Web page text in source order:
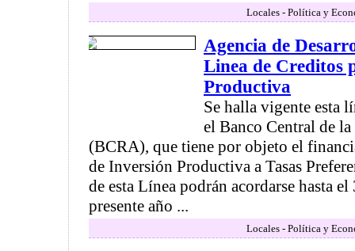
Locales - Política y
Agencia de
Linea de Creditos
Productiva
Se halla vigente esta
el Banco Central de
(BCRA), que tiene por objeto el
de Inversión Productiva a Tasas
de esta Línea podrán acordarse hasta
presente año ...
Locales - Política y